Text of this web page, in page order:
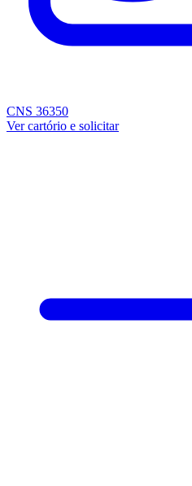
CNS 36350
Ver cartório e solicitar